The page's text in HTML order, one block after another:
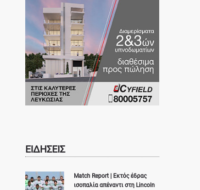
ΕΙΔΗΣΕΙΣ
Match Report | Εκτός έδρας
ισοπαλία απέναντι στη Lincoln